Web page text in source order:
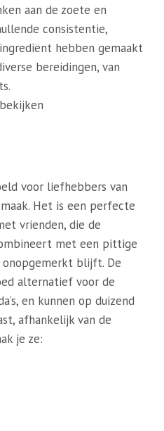
aan de zoete en
consistentie,
hebben gemaakt
bereidingen, van
voor liefhebbers van
Het is een perfecte
vrienden, die de
met een pittige
blijft. De
alternatief voor de
en kunnen op duizend
afhankelijk van de
je ze: